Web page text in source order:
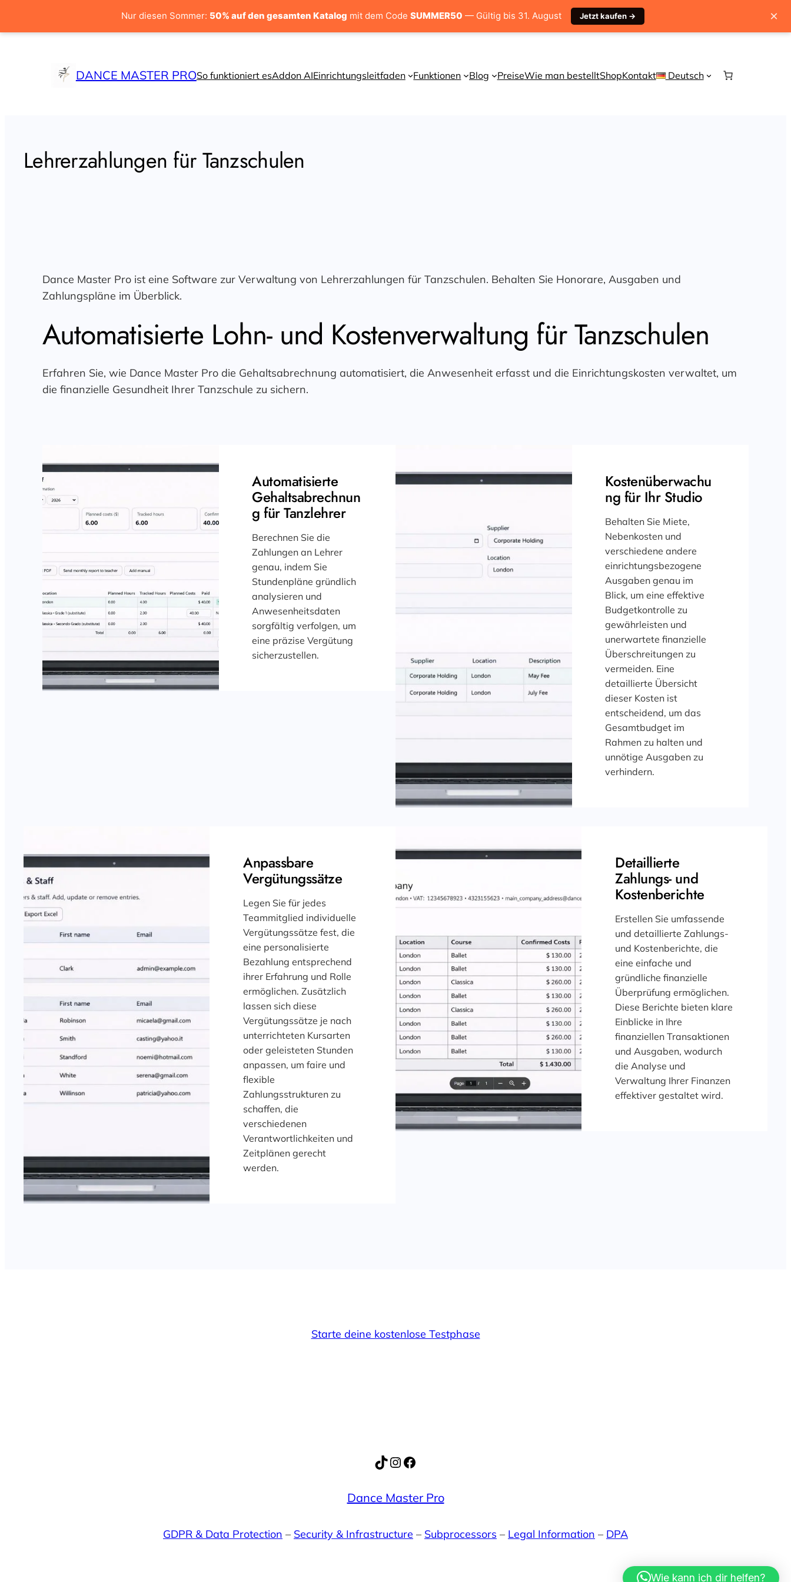
DANCE MASTER PROSo funktioniert esAddon AIEinrichtungsleitfaden Funktionen Blog PreiseWie man bestelltShopKontakt Deutsch
Lehrerzahlungen für Tanzschulen
Dance Master Pro ist eine Software zur Verwaltung von Lehrerzahlungen für Tanzschulen. Behalten Sie Honorare, Ausgaben und
Zahlungspläne im Überblick.
Automatisierte Lohn- und Kostenverwaltung für Tanzschulen
Erfahren Sie, wie Dance Master Pro die Gehaltsabrechnung automatisiert, die Anwesenheit erfasst und die Einrichtungskosten verwaltet, um
die finanzielle Gesundheit Ihrer Tanzschule zu sichern.
Automatisierte
Gehaltsabrechnun
g für Tanzlehrer
Berechnen Sie die
Zahlungen an Lehrer
genau, indem Sie
Stundenpläne gründlich
analysieren und
Anwesenheitsdaten
sorgfältig verfolgen, um
eine präzise Vergütung
sicherzustellen.
Kostenüberwachu
ng für Ihr Studio
Behalten Sie Miete,
Nebenkosten und
verschiedene andere
einrichtungsbezogene
Ausgaben genau im
Blick, um eine effektive
Budgetkontrolle zu
gewährleisten und
unerwartete finanzielle
Überschreitungen zu
vermeiden. Eine
detaillierte Übersicht
dieser Kosten ist
entscheidend, um das
Gesamtbudget im
Rahmen zu halten und
unnötige Ausgaben zu
verhindern.
Anpassbare
Vergütungssätze
Legen Sie für jedes
Teammitglied individuelle
Vergütungssätze fest, die
eine personalisierte
Bezahlung entsprechend
ihrer Erfahrung und Rolle
ermöglichen. Zusätzlich
lassen sich diese
Vergütungssätze je nach
unterrichteten Kursarten
oder geleisteten Stunden
anpassen, um faire und
flexible
Zahlungsstrukturen zu
schaffen, die
verschiedenen
Verantwortlichkeiten und
Zeitplänen gerecht
werden.
Detaillierte
Zahlungs- und
Kostenberichte
Erstellen Sie umfassende
und detaillierte Zahlungs-
und Kostenberichte, die
eine einfache und
gründliche finanzielle
Überprüfung ermöglichen.
Diese Berichte bieten klare
Einblicke in Ihre
finanziellen Transaktionen
und Ausgaben, wodurch
die Analyse und
Verwaltung Ihrer Finanzen
effektiver gestaltet wird.
Starte deine kostenlose Testphase
TikTok
Instagram
Facebook
Dance Master Pro
GDPR & Data Protection – Security & Infrastructure – Subprocessors – Legal Information – DPA
Nur diesen Sommer: 50% auf den gesamten Katalog mit dem Code SUMMER50 — Gültig bis 31. August Jetzt kaufen → ×
Wie kann ich dir helfen?